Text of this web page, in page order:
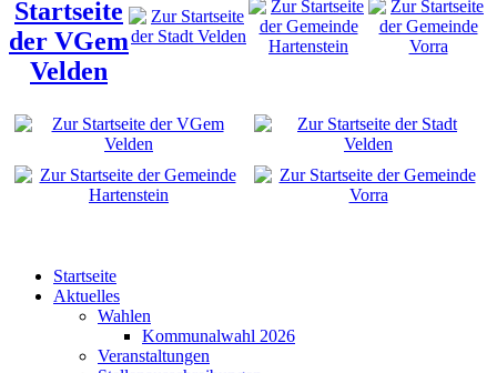
Startseite
Aktuelles
Wahlen
Kommunalwahl 2026
Veranstaltungen